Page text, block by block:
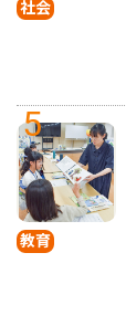
社会
5
教育